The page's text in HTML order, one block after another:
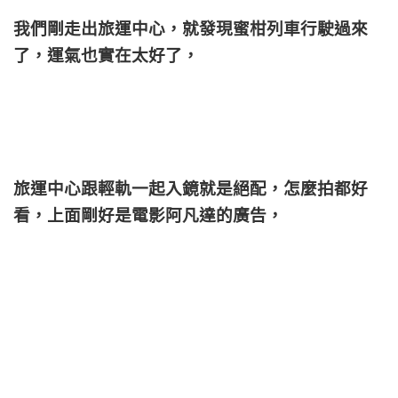
我們剛走出旅運中心，就發現蜜柑列車行駛過來
了，運氣也實在太好了，
旅運中心跟輕軌一起入鏡就是絕配，怎麼拍都好
看，上面剛好是電影阿凡達的廣告，